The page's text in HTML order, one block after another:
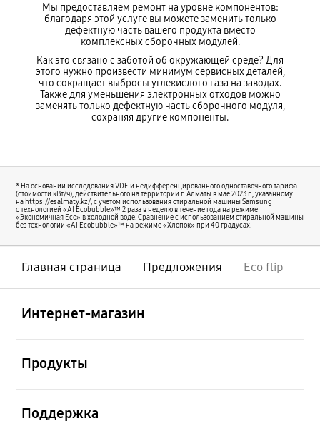
Мы предоставляем ремонт на уровне компонентов:
благодаря этой услуге вы можете заменить только
дефектную часть вашего продукта вместо
комплексных сборочных модулей.
Как это связано с заботой об окружающей среде? Для
этого нужно произвести минимум сервисных деталей,
что сокращает выбросы углекислого газа на заводах.
Также для уменьшения электронных отходов можно
заменять только дефектную часть сборочного модуля,
сохраняя другие компоненты.
* На основании исследования VDE и недифференцированного одноставочного тарифа
(стоимости кВт/ч), действительного на территории г. Алматы в мае 2023 г., указанному
на https://esalmaty.kz/, с учетом использования стиральной машины Samsung
с технологией «AI Ecobubble»™ 2 раза в неделю в течение года на режиме
«Экономичная Eco» в холодной воде. Сравнение с использованием стиральной машины
без технологии «AI Ecobubble»™ на режиме «Хлопок» при 40 градусах.
Главная страница Предложения Eco flip
Интернет-магазин
Продукты
Поддержка